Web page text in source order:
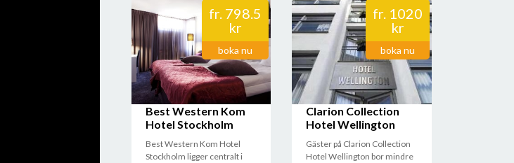
Såstaholm Hotel & Konferens
fr. 798.5
kr
boka nu
Best Western Kom
Hotel Stockholm
Best Western Kom Hotel
Stockholm ligger centralt i
fr. 1020
kr
boka nu
Clarion Collection
Hotel Wellington
Gäster på Clarion Collection
Hotel Wellington bor mindre